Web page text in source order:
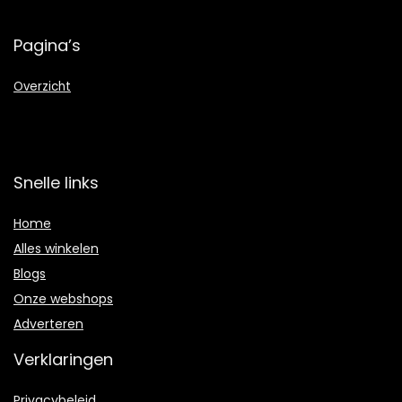
Pagina’s
Overzicht
Snelle links
Home
Alles winkelen
Blogs
Onze webshops
Adverteren
Verklaringen